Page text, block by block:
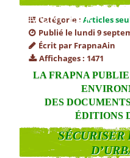
MONITEUR
Catégorie : Articles
Publié le lundi 9
Écrit par FrapnaAin
Affichages : 1471
LA FRAPNA
DES
ÉDITIONS
SÉCURISER